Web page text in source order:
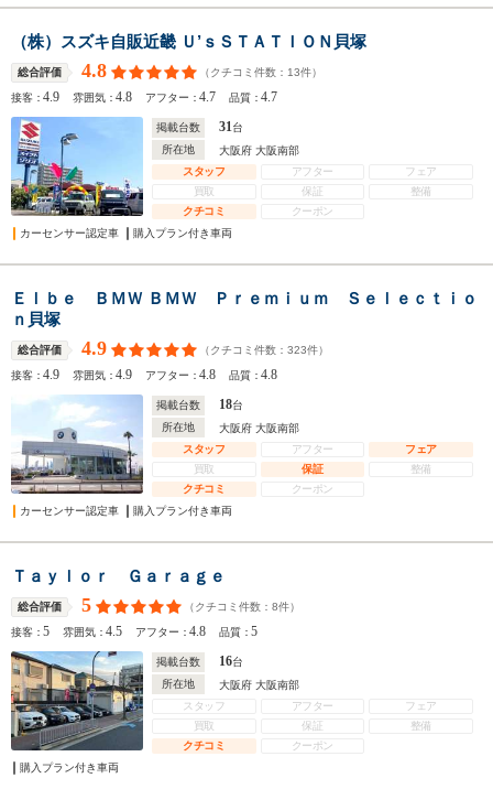
（株）スズキ自販近畿 Ｕ’ｓＳＴＡＴＩＯＮ貝塚
総合評価 4.8 （クチコミ件数： 13件）
接客：4.9 雰囲気：4.8 アフター：4.7 品質：4.7
掲載台数 31台
所在地
大阪府 大阪南部
スタッフ
アフター
フェア
買取
保証
整備
クチコミ
クーポン
カーセンサー認定車
購入プラン付き車両
Ｅｌｂｅ ＢＭＷ ＢＭＷ Ｐｒｅｍｉｕｍ Ｓｅｌｅｃｔｉｏ
ｎ貝塚
総合評価 4.9 （クチコミ件数： 323件）
接客：4.9 雰囲気：4.9 アフター：4.8 品質：4.8
掲載台数 18台
所在地
大阪府 大阪南部
スタッフ
アフター
フェア
買取
保証
整備
クチコミ
クーポン
カーセンサー認定車
購入プラン付き車両
Ｔａｙｌｏｒ Ｇａｒａｇｅ
総合評価 5 （クチコミ件数： 8件）
接客：5 雰囲気：4.5 アフター：4.8 品質：5
掲載台数 16台
所在地
大阪府 大阪南部
スタッフ
アフター
フェア
買取
保証
整備
クチコミ
クーポン
購入プラン付き車両